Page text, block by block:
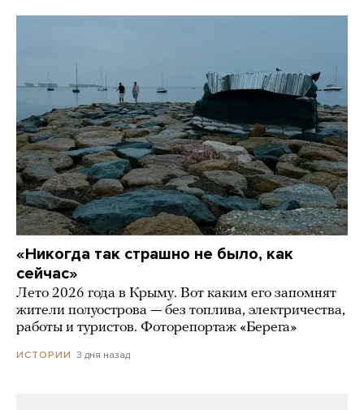
«Никогда так страшно не было, как
сейчас»
Лето 2026 года в Крыму. Вот каким его запомнят
жители полуострова — без топлива, электричества,
работы и туристов. Фоторепортаж «Берега»
ИСТОРИИ 3 дня назад